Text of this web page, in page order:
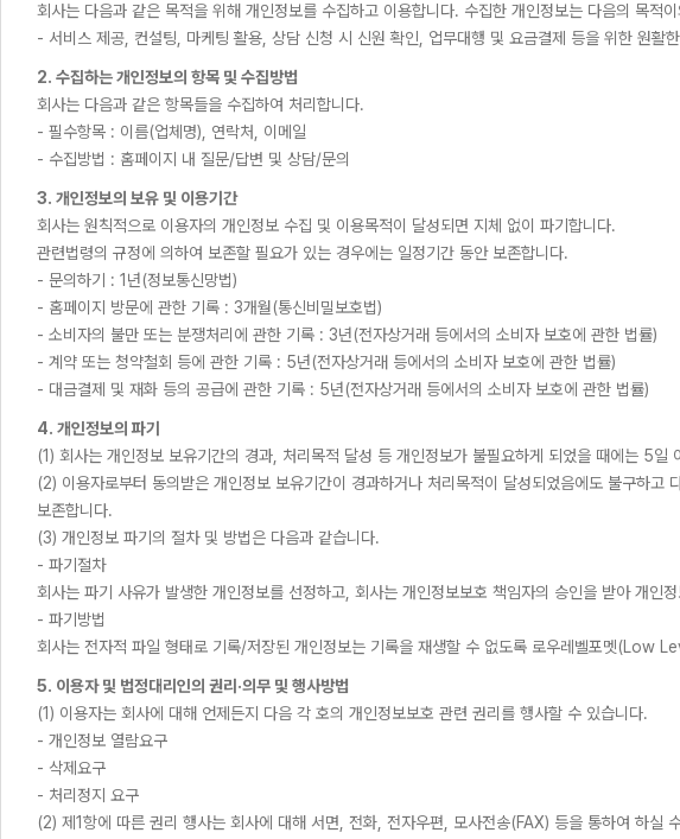
회사는 다음과 같은 목적을 위해 개인정보를 수집하고 이용합니다. 수집한 개인정보는 다음의 목
- 서비스 제공, 컨설팅, 마케팅 활용, 상담 신청 시 신원 확인, 업무대행 및 요금결제 등을 위한 원활
2. 수집하는 개인정보의 항목 및 수집방법
회사는 다음과 같은 항목들을 수집하여 처리합니다.
- 필수항목 : 이름(업체명), 연락처, 이메일
- 수집방법 : 홈페이지 내 질문/답변 및 상담/문의
3. 개인정보의 보유 및 이용기간
회사는 원칙적으로 이용자의 개인정보 수집 및 이용목적이 달성되면 지체 없이 파기합니다.
관련법령의 규정에 의하여 보존할 필요가 있는 경우에는 일정기간 동안 보존합니다.
- 문의하기 : 1년(정보통신망법)
- 홈페이지 방문에 관한 기록 : 3개월(통신비밀보호법)
- 소비자의 불만 또는 분쟁처리에 관한 기록 : 3년(전자상거래 등에서의 소비자 보호에 관한 법률)
- 계약 또는 청약철회 등에 관한 기록 : 5년(전자상거래 등에서의 소비자 보호에 관한 법률)
- 대금결제 및 재화 등의 공급에 관한 기록 : 5년(전자상거래 등에서의 소비자 보호에 관한 법률)
4. 개인정보의 파기
(1) 회사는 개인정보 보유기간의 경과, 처리목적 달성 등 개인정보가 불필요하게 되었을 때에는 5일
(2) 이용자로부터 동의받은 개인정보 보유기간이 경과하거나 처리목적이 달성되었음에도 불구하
보존합니다.
(3) 개인정보 파기의 절차 및 방법은 다음과 같습니다.
- 파기절차
회사는 파기 사유가 발생한 개인정보를 선정하고, 회사는 개인정보보호 책임자의 승인을 받아 개인
- 파기방법
회사는 전자적 파일 형태로 기록/저장된 개인정보는 기록을 재생할 수 없도록 로우레벨포멧(Low
5. 이용자 및 법정대리인의 권리·의무 및 행사방법
(1) 이용자는 회사에 대해 언제든지 다음 각 호의 개인정보보호 관련 권리를 행사할 수 있습니다.
- 개인정보 열람요구
- 삭제요구
- 처리정지 요구
(2) 제1항에 따른 권리 행사는 회사에 대해 서면, 전화, 전자우편, 모사전송(FAX) 등을 통하여 하실